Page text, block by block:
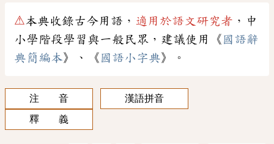
⚠本典收錄古今用語， 適用於語文研究者 ，中
小學階段學習與一般民眾，建議使用《 國語辭
典簡編本》、《 國語小字典》。
注 音
漢語拼音
釋 義